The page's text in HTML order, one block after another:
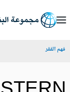
الفقر